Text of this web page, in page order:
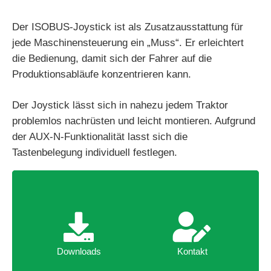
Der ISOBUS-Joystick ist als Zusatzausstattung für
jede Maschinensteuerung ein „Muss“. Er erleichtert
die Bedienung, damit sich der Fahrer auf die
Produktionsabläufe konzentrieren kann.
Der Joystick lässt sich in nahezu jedem Traktor
problemlos nachrüsten und leicht montieren. Aufgrund
der AUX-N-Funktionalität lasst sich die
Tastenbelegung individuell festlegen.
Downloads Kontakt
Downloads Kontakt